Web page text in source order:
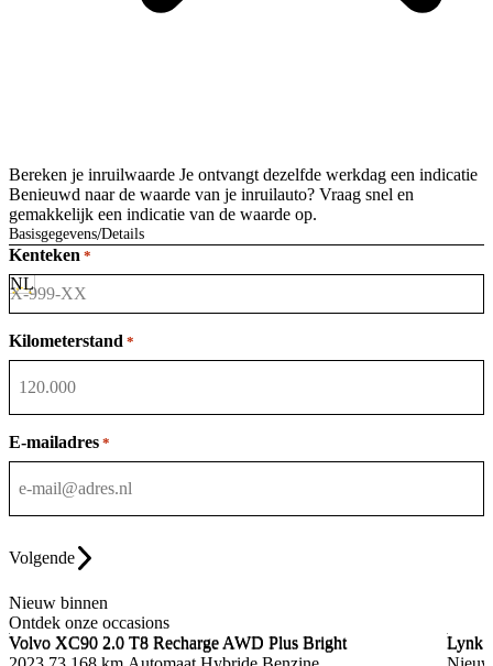
Bereken je inruilwaarde Je ontvangt dezelfde werkdag een indicatie
Benieuwd naar de waarde van je inruilauto? Vraag snel en
gemakkelijk een indicatie van de waarde op.
Basisgegevens Details
Kenteken *
Kilometerstand *
E-mailadres *
Volgende
Nieuw binnen
Ontdek onze occasions
Volvo XC90 2.0 T8 Recharge AWD Plus Bright
Volvo XC90 2.0 T8 Recharge AWD Plus Bright
Lynk
Lynk